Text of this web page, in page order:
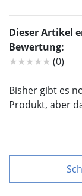
Dieser Artikel
Bewertung:
★★★★★ (0)
Bisher gibt es
Produkt, aber